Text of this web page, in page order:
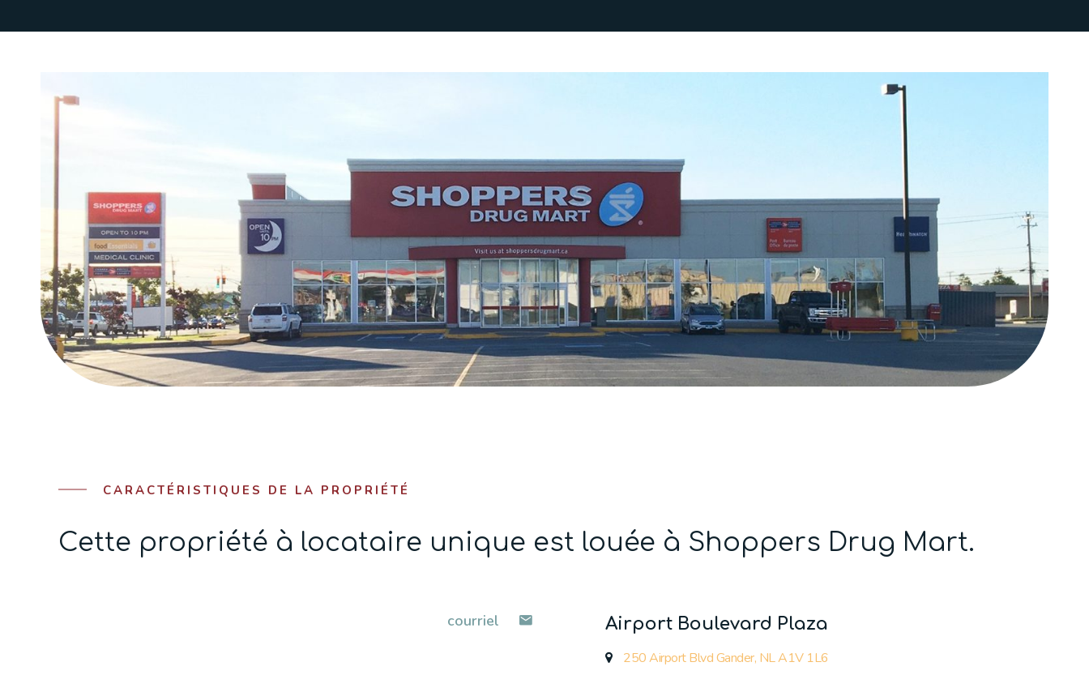
CARACTÉRISTIQUES DE LA PROPRIÉTÉ
Cette propriété à locataire unique est louée à Shoppers Drug Mart.
courriel Airport Boulevard Plaza
250 Airport Blvd Gander, NL A1V 1L6